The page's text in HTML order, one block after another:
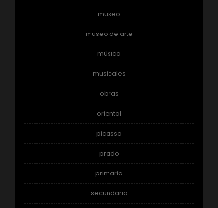
museo
museo de arte
música
musicales
obras
oriental
picasso
prado
primaria
secundaria